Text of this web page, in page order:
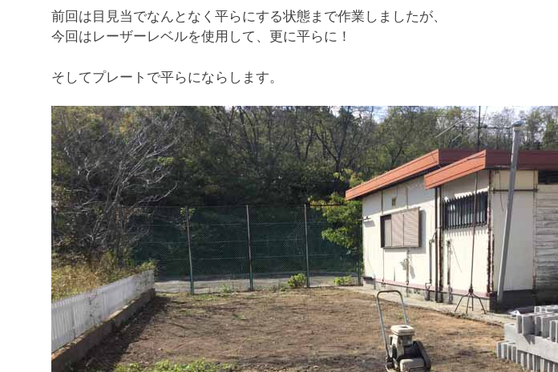
前回は目見当でなんとなく平らにする状態まで作業しましたが、
今回はレーザーレベルを使用して、更に平らに！
そしてプレートで平らにならします。